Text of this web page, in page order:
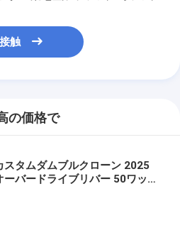
接触
の価格で
スタムダムブルクローン 2025
ーバードライブリバー 50ワット